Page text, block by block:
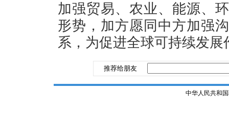
加强贸易、农业、能源、
形势，加方愿同中方加强
系，为促进全球可持续发展
推荐给朋友
中华人民共和